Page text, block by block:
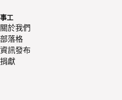
事工
關於我們
部落格
資訊發布
捐獻